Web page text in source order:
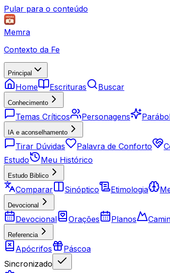
Pular para o conteúdo
Memra
Contexto da Fe
Principal
Home Escrituras Buscar
Conhecimento
Temas Críticos Personagens
IA e aconselhamento
Tirar Dúvidas Palavra de Conforto
Estudo
Meu Histórico
Estudo Biblico
Comparar Sinóptico Etimologia
Devocional
Devocional Orações Planos
Referencia
Apócrifos
Páscoa
Sincronizado